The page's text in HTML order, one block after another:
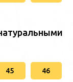
45 46